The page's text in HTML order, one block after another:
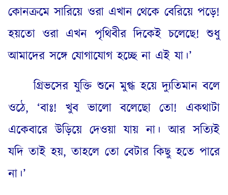
কোনক্রমে সারিয়ে ওরা এখান থেকে বেরিয়ে পড়ে!
হয়তো ওরা এখন পৃথিবীর দিকেই চলেছে!শুধু
আমাদের সঙ্গে যোগাযোগ হচ্ছে না এই যা ।’
গ্রিভসের যুক্তি শুনে মুগ্ধ হয়ে দ্যুতিমান বলে
ওঠে, ‘বাঃ!খুব ভালো বলেছো তো! একথাটা
একেবারে উড়িয়ে দেওয়া যায় না । আর সত্যিই
যদি তাই হয়,তাহলে তো বেটার কিছু হতে পারে
না ।’